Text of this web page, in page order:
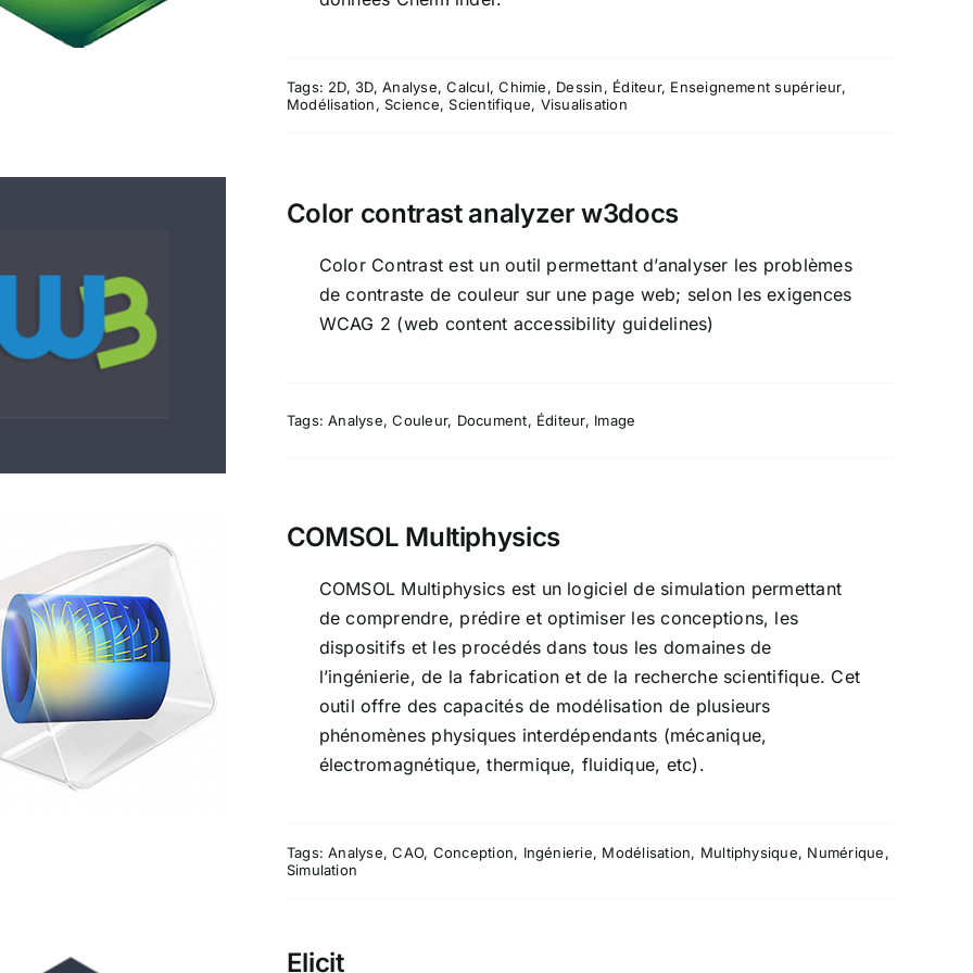
Tags: 2D, 3D,Analyse,Calcul,Chimie, Dessin, Éditeur, Enseignement supérieur,
Modélisation,Science,Scientifique, Visualisation
contrast
w3docs
Color contrast analyzer w3docs
Color Contrast est un outil permettant d’analyser les problèmes
de contraste de couleur sur une page web; selon les exigences
WCAG 2 (web content accessibility guidelines)
Tags:Analyse,Couleur, Document, Éditeur, Image
COMSOL
Multiphysics
COMSOL Multiphysics
COMSOL Multiphysics est un logiciel de simulation permettant
de comprendre, prédire et optimiser les conceptions, les
dispositifs et les procédés dans tous les domaines de
l’ingénierie, de la fabrication et de la recherche scientifique. Cet
outil offre des capacités de modélisation de plusieurs
phénomènes physiques interdépendants (mécanique,
électromagnétique, thermique, fluidique, etc).
Tags:Analyse,CAO, Conception, Ingénierie, Modélisation, Multiphysique, Numérique,
Simulation
Elicit